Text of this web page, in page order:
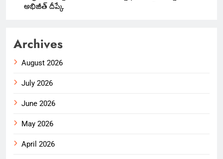
అభిజీత్ దీప్కే
Archives
August 2026
July 2026
June 2026
May 2026
April 2026